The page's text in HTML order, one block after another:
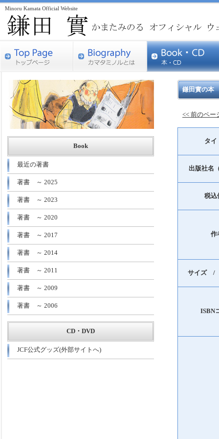
Minoru Kamata Official Website
鎌田實の本
<< 前のペー
タイ
出版社名
税込
作
サイズ /
ISBN
Book
最近の著書
著書 ～ 2025
著書 ～ 2023
著書 ～ 2020
著書 ～ 2017
著書 ～ 2014
著書 ～ 2011
著書 ～ 2009
著書 ～ 2006
CD・DVD
JCF公式グッズ(外部サイトへ)